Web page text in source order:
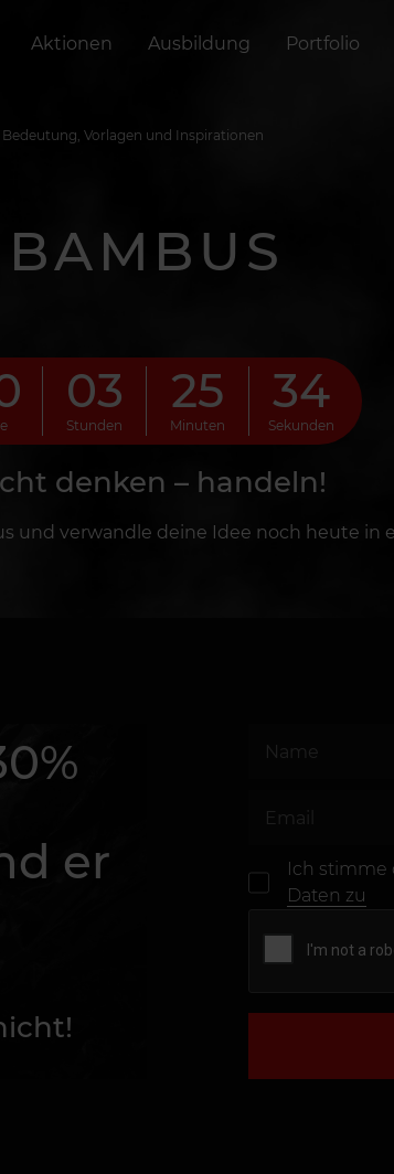
Aktionen Ausbildung Portfolio
Vorlagen und Inspirationen
BAMBUS
03
Stunden
25
Minuten
32
Sekunden
denken – handeln!
und verwandle deine Idee noch heute in
er
Ich stimme
Daten zu